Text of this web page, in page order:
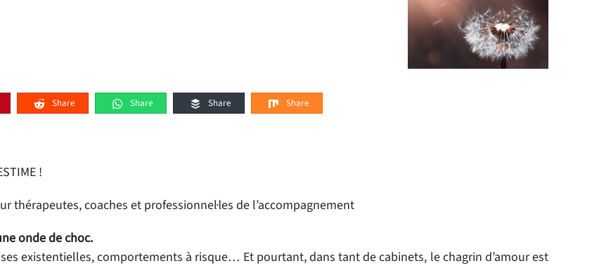
Share Share Share Share
!
coaches et professionnel·les de l’accompagnement
onde de choc.
existentielles, comportements à risque… Et pourtant, dans tant de cabinets, le chagrin d’amour est